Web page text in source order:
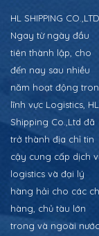
HL SHIPPING CO.,LTD
Ngay từ ngày đầu
tiên thành lập, cho
đến nay sau nhiều
năm hoạt động
lĩnh vực Logistics, HL
Shipping Co.,Ltd đã
trở thành địa chỉ tin
cậy cung cấp dịch
logistics và đại lý
hàng hải cho các
hàng, chủ tàu lớn
trong và ngoài nước.